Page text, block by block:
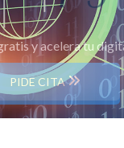
y acelera tu
PIDE CITA